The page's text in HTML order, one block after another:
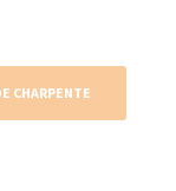
CHARPENTE